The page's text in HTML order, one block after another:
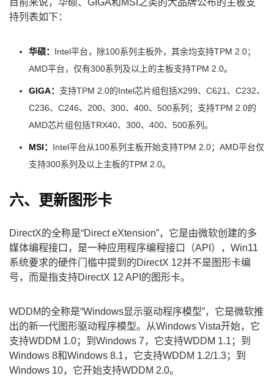
持列表如下：
华硕： Intel平台，除100系列主板外，其余均支持TPM 2.0；
AMD平台，仅有300系列及以上的主板支持TPM 2.0。
GIGA： 支持TPM 2.0的Intel芯片组包括X299、C621、C232、
C236、C246、200、300、400、500系列；支持TPM 2.0的
AMD芯片组包括TRX40、300、400、500系列。
MSI： Intel平台从100系列主板开始支持TPM 2.0；AMD平台仅
支持300系列及以上主板的TPM 2.0。
六、更新图形卡
DirectX的全称是“Direct eXtension”，它是由微软创建的多
媒体编程接口，是一种应用程序编程接口（API），Win11
系统要求的硬件门槛中提到的DirectX 12并不是图形卡编
号，而是指支持DirectX 12 API的图形卡。
WDDM的全称是“Windows显示驱动程序模型”，它是微软推
出的新一代图形驱动程序模型。从Windows Vista开始，它
支持WDDM 1.0；到Windows 7，它支持WDDM 1.1；到
Windows 8和Windows 8.1，它支持WDDM 1.2/1.3；到
Windows 10，它开始支持WDDM 2.0。